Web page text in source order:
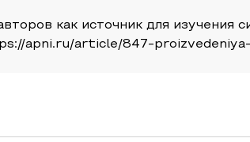
как источник для изучения
apni.ru/article/847-